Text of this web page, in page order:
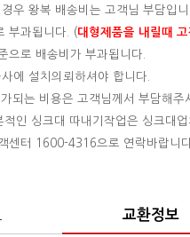
우 왕복 배송비는 고객님 부담입니
부과됩니다. (대형제품을 내릴때
으로 배송비가 부과됩니다.
에 설치의뢰하셔야 합니다.
되는 비용은 고객님께서 부담해주
인 싱크대 따내기작업은 싱크대
센터 1600-4316으로 연락바랍니
교환정보